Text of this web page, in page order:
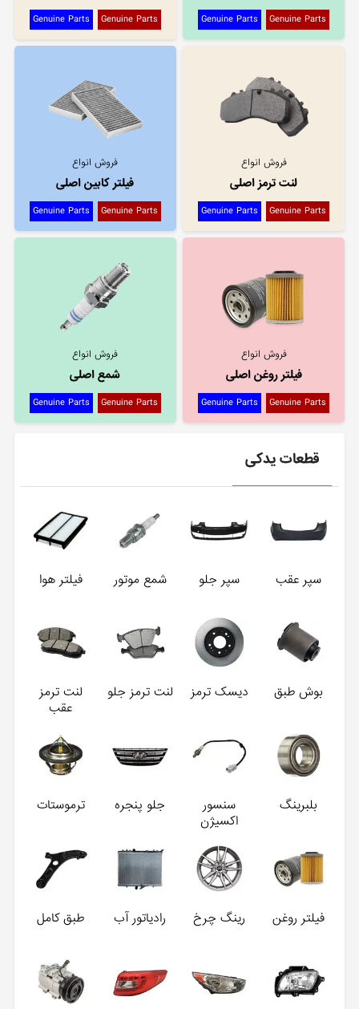
Genuine Parts
Genuine Parts
Genuine Parts
Genuine Parts
فروش انواع
لنت ترمز اصلی
Genuine Parts
Genuine Parts
فروش انواع
فیلتر کابین اصلی
Genuine Parts
Genuine Parts
فروش انواع
فیلتر روغن اصلی
Genuine Parts
Genuine Parts
فروش انواع
شمع اصلی
Genuine Parts
Genuine Parts
قطعات یدکی
سپر عقب سپر جلو شمع موتور فیلتر هوا
بوش طبق دیسک ترمز لنت ترمز جلو
لنت ترمز
عقب
بلبرینگ
سنسور
اکسیژن
جلو پنجره ترموستات
فیلتر روغن رینگ چرخ رادیاتور آب طبق کامل